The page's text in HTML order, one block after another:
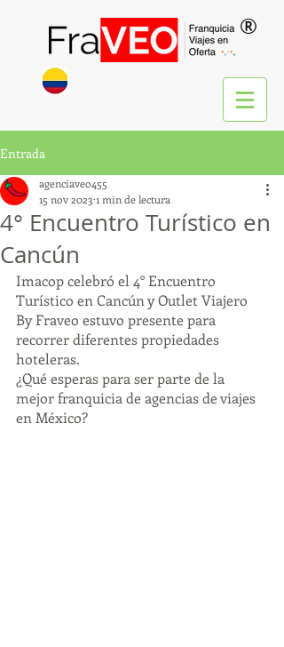
®
Entrada
4° Encuentro Turístico en
Cancún
agenciaveo455
15 nov 2023 1 min de lectura
Imacop celebró el 4° Encuentro
Turístico en Cancún y Outlet Viajero
By Fraveo estuvo presente para
recorrer diferentes propiedades
hoteleras.
¿Qué esperas para ser parte de la
mejor franquicia de agencias de viajes
en México?